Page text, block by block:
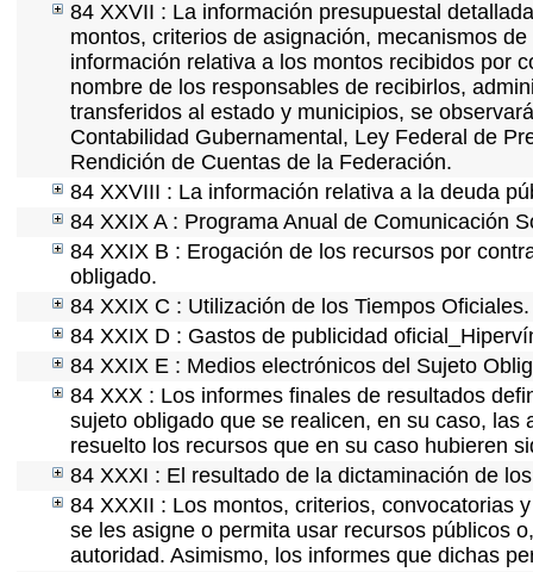
84 XXVII : La información presupuestal
montos, criterios de asignación, mecanismos
información relativa a los montos recibidos por
nombre de los responsables de recibirlos,
transferidos al estado y municipios, se
Contabilidad Gubernamental, Ley Federal de
Rendición de Cuentas de la Federación.
84 XXVIII : La información relativa a la deuda
84 XXIX A : Programa Anual de Comunicación
84 XXIX B : Erogación de los recursos por
obligado.
84 XXIX C : Utilización de los Tiempos Oficiales.
84 XXIX D : Gastos de publicidad
84 XXIX E : Medios electrónicos del Sujeto
84 XXX : Los informes finales de resultados
sujeto obligado que se realicen, en su caso,
resuelto los recursos que en su caso hubieren
84 XXXI : El resultado de la dictaminación de
84 XXXII : Los montos, criterios, convocatorias
se les asigne o permita usar recursos públicos
autoridad. Asimismo, los informes que dichas